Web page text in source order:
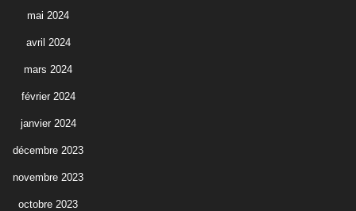
mai 2024
avril 2024
mars 2024
février 2024
janvier 2024
décembre 2023
novembre 2023
octobre 2023